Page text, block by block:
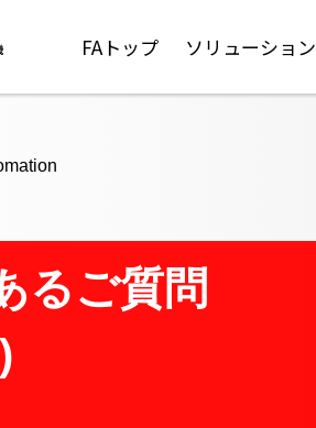
FAトップ ソリューション
るご質問